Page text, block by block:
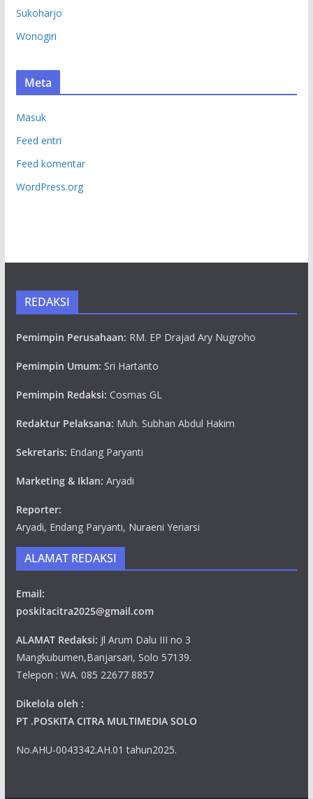
Sukoharjo
Wonogiri
Meta
Masuk
Feed entri
Feed komentar
WordPress.org
REDAKSI
Pemimpin Perusahaan: RM. EP Drajad Ary Nugroho
Pemimpin Umum: Sri Hartanto
Pemimpin Redaksi: Cosmas GL
Redaktur Pelaksana: Muh. Subhan Abdul Hakim
Sekretaris: Endang Paryanti
Marketing & Iklan: Aryadi
Reporter:
Aryadi, Endang Paryanti, Nuraeni Yeriarsi
ALAMAT REDAKSI
Email:
poskitacitra2025@gmail.com
ALAMAT Redaksi: Jl Arum Dalu III no 3
Mangkubumen,Banjarsari, Solo 57139.
Telepon : WA. 085 22677 8857
Dikelola oleh :
PT .POSKITA CITRA MULTIMEDIA SOLO
No.AHU-0043342.AH.01 tahun2025.